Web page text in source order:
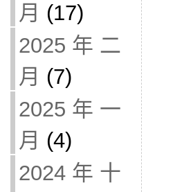
月 (17)
2025 年 二
月 (7)
2025 年 一
月 (4)
2024 年 十